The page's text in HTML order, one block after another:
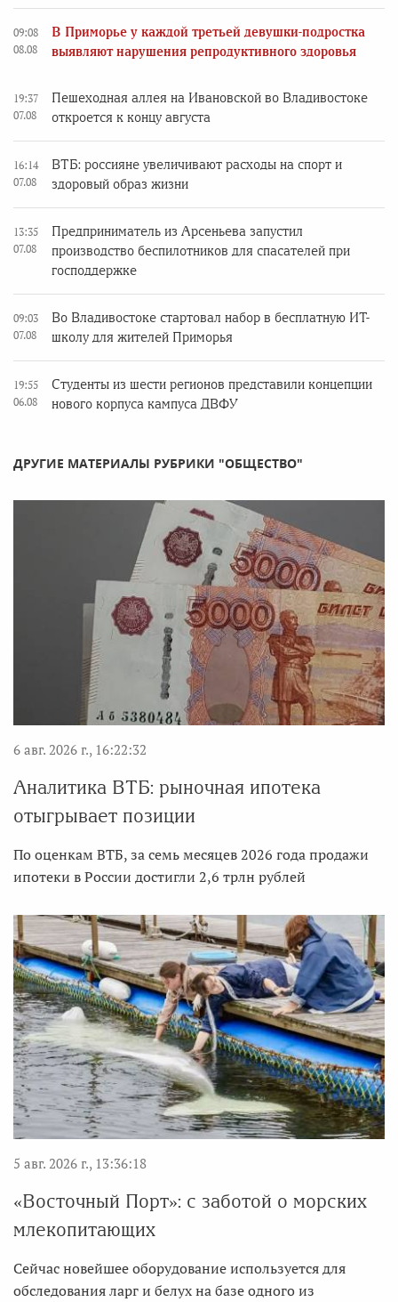
09:08
08.08
В Приморье у каждой третьей девушки-подростка
выявляют нарушения репродуктивного здоровья
19:37
07.08
Пешеходная аллея на Ивановской во Владивостоке
откроется к концу августа
16:14
07.08
ВТБ: россияне увеличивают расходы на спорт и
здоровый образ жизни
13:35
07.08
Предприниматель из Арсеньева запустил
производство беспилотников для спасателей при
господдержке
09:03
07.08
Во Владивостоке стартовал набор в бесплатную ИТ-
школу для жителей Приморья
19:55
06.08
Студенты из шести регионов представили концепции
нового корпуса кампуса ДВФУ
ДРУГИЕ МАТЕРИАЛЫ РУБРИКИ "ОБЩЕСТВО"
6 авг. 2026 г., 16:22:32
Аналитика ВТБ: рыночная ипотека
отыгрывает позиции
По оценкам ВТБ, за семь месяцев 2026 года продажи
ипотеки в России достигли 2,6 трлн рублей
5 авг. 2026 г., 13:36:18
«Восточный Порт»: с заботой о морских
млекопитающих
Сейчас новейшее оборудование используется для
обследования ларг и белух на базе одного из